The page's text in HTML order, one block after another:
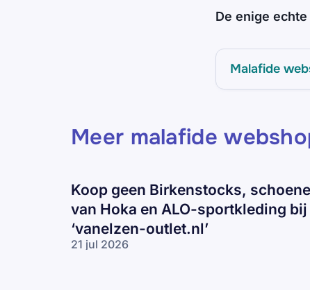
De enige
Malafide
Meer malafide
Koop geen Birkenstocks,
van Hoka en ALO-sportkleding bij
‘vanelzen-outlet.nl’
21 jul 2026